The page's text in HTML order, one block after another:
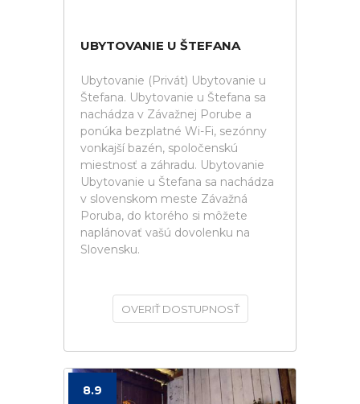
UBYTOVANIE U ŠTEFANA
Ubytovanie (Privát) Ubytovanie u
Štefana. Ubytovanie u Štefana sa
nachádza v Závažnej Porube a
ponúka bezplatné Wi-Fi, sezónny
vonkajší bazén, spoločenskú
miestnosť a záhradu. Ubytovanie
Ubytovanie u Štefana sa nachádza
v slovenskom meste Závažná
Poruba, do ktorého si môžete
naplánovať vašú dovolenku na
Slovensku.
OVERIŤ DOSTUPNOSŤ
8.9